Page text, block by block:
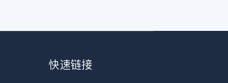
快速链接